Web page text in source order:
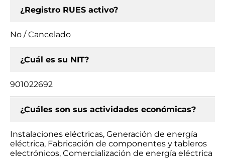
¿Registro RUES activo?
No / Cancelado
¿Cuál es su NIT?
901022692
¿Cuáles son sus actividades económicas?
Instalaciones eléctricas, Generación de energía
eléctrica, Fabricación de componentes y tableros
electrónicos, Comercialización de energía eléctrica